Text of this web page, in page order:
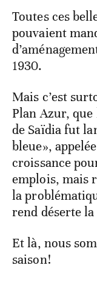
Toutes ces
pouvaient
1930.
Mais c’est
Plan Azur,
de Saïdia fut
bleue»,
croissance
emplois, mais
la
rend déserte
Et là, nous
saison!